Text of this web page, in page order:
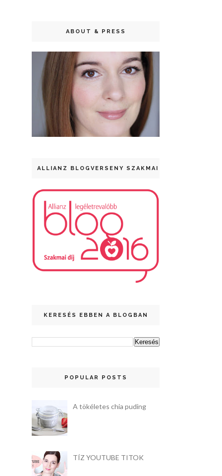
ABOUT & PRESS
ALLIANZ BLOGVERSENY SZAKMAI DÍJ
KERESÉS EBBEN A BLOGBAN
POPULAR POSTS
A tökéletes chia puding
TÍZ YOUTUBE TITOK